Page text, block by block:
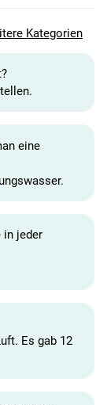
Kategorien
eine
in jeder
Es gab 12